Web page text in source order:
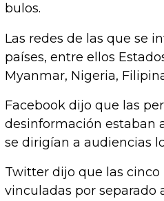
bulos.
Las redes de las que se
países, entre ellos
Myanmar, Nigeria,
Facebook dijo que las
desinformación estaban
se dirigían a audiencias
Twitter dijo que las
vinculadas por separado